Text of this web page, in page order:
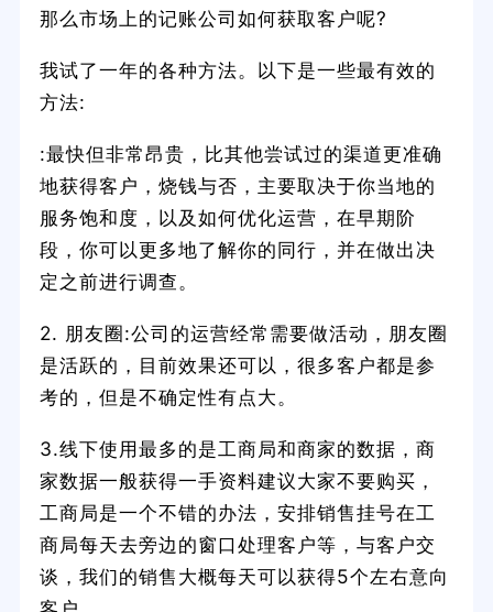
那么市场上的记账公司如何获取客户呢?
我试了一年的各种方法。以下是一些最有效的
方法:
:最快但非常昂贵，比其他尝试过的渠道更准确
地获得客户，烧钱与否，主要取决于你当地的
服务饱和度，以及如何优化运营，在早期阶
段，你可以更多地了解你的同行，并在做出决
定之前进行调查。
2. 朋友圈:公司的运营经常需要做活动，朋友圈
是活跃的，目前效果还可以，很多客户都是参
考的，但是不确定性有点大。
3.线下使用最多的是工商局和商家的数据，商
家数据一般获得一手资料建议大家不要购买，
工商局是一个不错的办法，安排销售挂号在工
商局每天去旁边的窗口处理客户等，与客户交
谈，我们的销售大概每天可以获得5个左右意向